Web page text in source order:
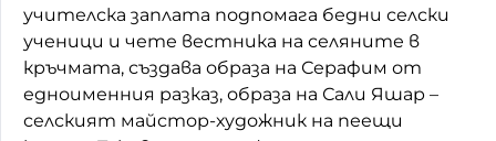
учителска заплата подпомага бедни селски
ученици и чете вестника на селяните в
кръчмата, създава образа на Серафим от
едноименния разказ, образа на Сали Яшар –
селският майстор-художник на пеещи